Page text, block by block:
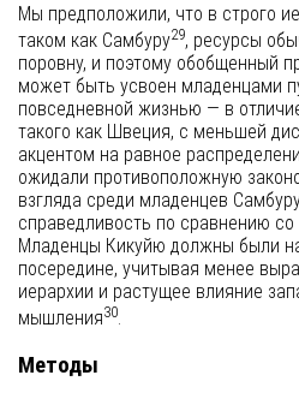
Мы предположили, что в строго
таком как Самбуру29, ресурсы
поровну, и поэтому обобщенный
может быть усвоен младенцами
повседневной жизнью — в
такого как Швеция, с меньшей
акцентом на равное
ожидали противоположную
взгляда среди младенцев
справедливость по сравнению
Младенцы Кикуйю должны были
посередине, учитывая менее
иерархии и растущее влияние
мышления30.
Методы